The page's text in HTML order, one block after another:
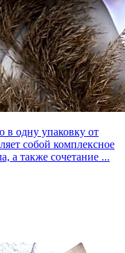
в одну упаковку от
собой комплексное
а также сочетание ...